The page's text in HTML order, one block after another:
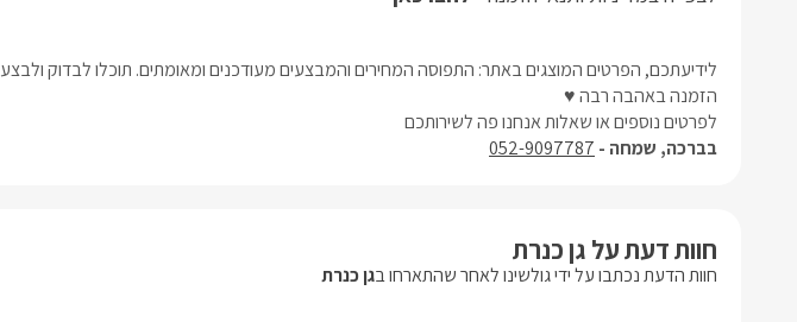
לידיעתכם, הפרטים המוצגים באתר: התפוסה המחירים והמבצעים מעודכנים ומאומתים. תוכלו לבדוק ולבצע
הזמנה באהבה רבה ♥
לפרטים נוספים או שאלות אנחנו פה לשירותכם
בברכה, שמחה - 052-9097787
חוות דעת על גן כנרת
חוות הדעת נכתבו על ידי גולשינו לאחר שהתארחו בגן כנרת